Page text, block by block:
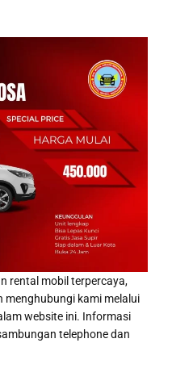
rental mobil terpercaya,
menghubungi kami melalui
website ini. Informasi
telephone dan